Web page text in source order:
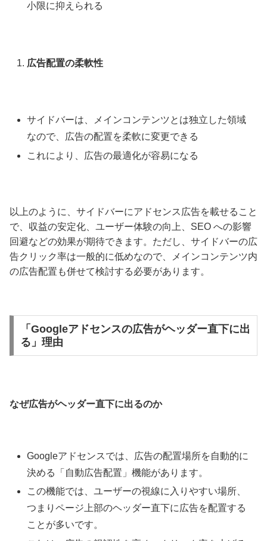
小限に抑えられる
広告配置の柔軟性
サイドバーは、メインコンテンツとは独立した領域
なので、広告の配置を柔軟に変更できる
これにより、広告の最適化が容易になる
以上のように、サイドバーにアドセンス広告を載せること
で、収益の安定化、ユーザー体験の向上、SEO への影響
回避などの効果が期待できます。ただし、サイドバーの広
告クリック率は一般的に低めなので、メインコンテンツ内
の広告配置も併せて検討する必要があります。
「Googleアドセンスの広告がヘッダー直下に出
る」理由
なぜ広告がヘッダー直下に出るのか
Googleアドセンスでは、広告の配置場所を自動的に
決める「自動広告配置」機能があります。
この機能では、ユーザーの視線に入りやすい場所、
つまりページ上部のヘッダー直下に広告を配置する
ことが多いです。